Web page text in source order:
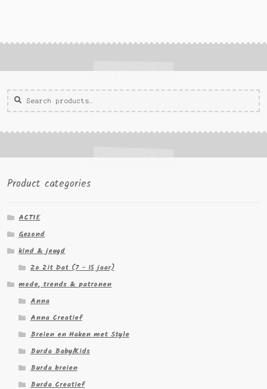
Zoeken
voor:
Zoek
Product categories
ACTIE
Gezond
kind & jeugd
Zo Zit Dat (7 - 15 jaar)
mode, trends & patronen
Anna
Anna Creatief
Breien en Haken met Style
Burda Baby/Kids
Burda breien
Burda Creatief